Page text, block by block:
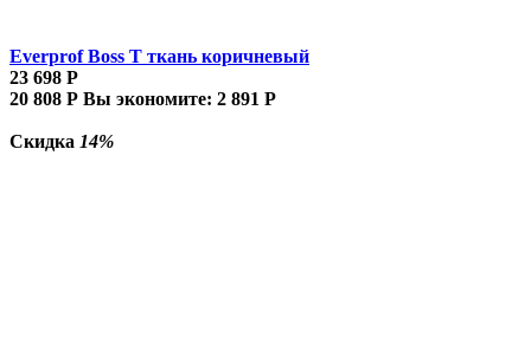
Everprof Boss Т ткань коричневый
23 698 Р
20 808 Р Вы экономите: 2 891 Р
Скидка 14%